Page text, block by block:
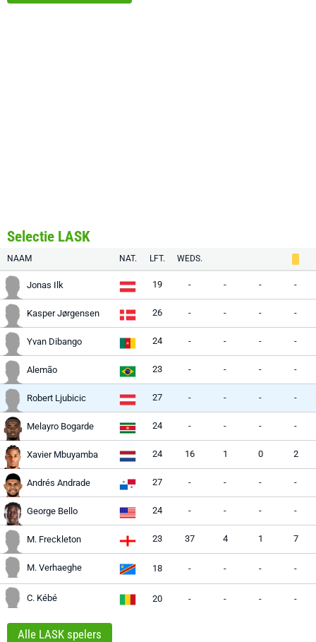
Selectie LASK
NAAM NAT. LFT. WEDS.
Jonas Ilk 19 - - - -
Kasper Jørgensen 26 - - - -
Yvan Dibango 24 - - - -
Alemão 23 - - - -
Robert Ljubicic 27 - - - -
Melayro Bogarde 24 - - - -
Xavier Mbuyamba 24 16 1 0 2
Andrés Andrade 27 - - - -
George Bello 24 - - - -
M. Freckleton 23 37 4 1 7
M. Verhaeghe 18 - - - -
C. Kébé 20 - - - -
Alle LASK spelers